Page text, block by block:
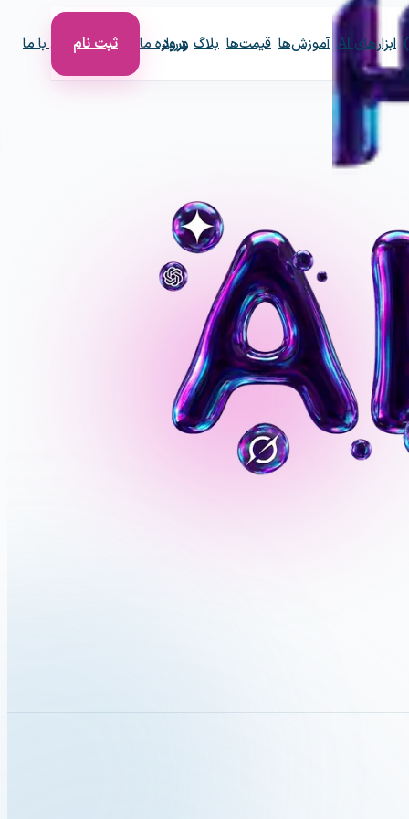
ابزارهای AI آموزش‌ها قیمت‌ها بلاگ درباره ما خدمات تماس با ما ورود ثبت نام